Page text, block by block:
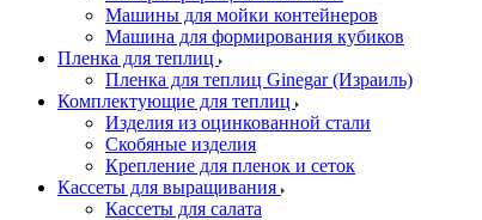
Машины для мойки контейнеров
Машина для формирования кубиков
Пленка для теплиц
Пленка для теплиц Ginegar (Израиль)
Комплектующие для теплиц
Изделия из оцинкованной стали
Скобяные изделия
Крепление для пленок и сеток
Кассеты для выращивания
Кассеты для салата